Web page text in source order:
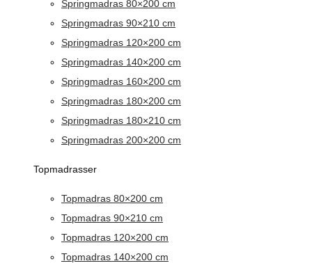
Springmadras 80×200 cm
Springmadras 90×210 cm
Springmadras 120×200 cm
Springmadras 140×200 cm
Springmadras 160×200 cm
Springmadras 180×200 cm
Springmadras 180×210 cm
Springmadras 200×200 cm
Topmadrasser
Topmadras 80×200 cm
Topmadras 90×210 cm
Topmadras 120×200 cm
Topmadras 140×200 cm